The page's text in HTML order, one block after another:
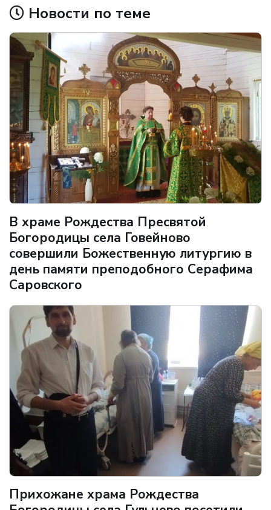
Новости по теме
В храме Рождества Пресвятой
Богородицы села Говейново
совершили Божественную литургию в
день памяти преподобного Серафима
Саровского
Прихожане храма Рождества